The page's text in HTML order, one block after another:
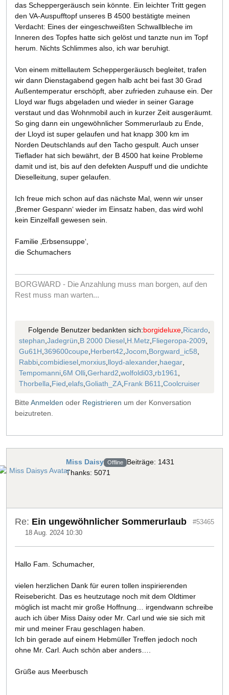
das Scheppergeräusch sein könnte. Ein leichter Tritt gegen
den VA-Auspufftopf unseres B 4500 bestätigte meinen
Verdacht: Eines der eingeschweißten Schwallbleche im
Inneren des Topfes hatte sich gelöst und tanzte nun im Topf
herum. Nichts Schlimmes also, ich war beruhigt.
Von einem mittellautem Scheppergeräusch begleitet, trafen
wir dann Dienstagabend gegen halb acht bei fast 30 Grad
Außentemperatur erschöpft, aber zufrieden zuhause ein. Der
Lloyd war flugs abgeladen und wieder in seiner Garage
verstaut und das Wohnmobil auch in kurzer Zeit ausgeräumt.
So ging dann ein ungewöhnlicher Sommerurlaub zu Ende,
der Lloyd ist super gelaufen und hat knapp 300 km im
Norden Deutschlands auf den Tacho gespult. Auch unser
Tieflader hat sich bewährt, der B 4500 hat keine Probleme
damit und ist, bis auf den defekten Auspuff und die undichte
Dieselleitung, super gelaufen.
Ich freue mich schon auf das nächste Mal, wenn wir unser
‚Bremer Gespann‘ wieder im Einsatz haben, das wird wohl
kein Einzelfall gewesen sein.
Familie ‚Erbsensuppe‘,
die Schumachers
BORGWARD - Die Anzahlung muss man borgen, auf den
Rest muss man warten...
Folgende Benutzer bedankten sich:borgideluxe,Ricardo,
stephan,Jadegrün,B 2000 Diesel,H.Metz,Fliegeropa-2009,
Gu61H,369600coupe,Herbert42,Jocom,Borgward_ic58,
Rabbi,combidiesel,morxius,lloyd-alexander,haegar,
Tempomanni,6M Olli,Gerhard2,wolfoldi03,rb1961,
Thorbella,Fied,elafs,Goliath_ZA,Frank B611,Coolcruiser
Bitte Anmelden oder Registrieren um der Konversation
beizutreten.
Miss Daisy Offline Beiträge: 1431
Thanks: 5071
Re: Ein ungewöhnlicher Sommerurlaub
18 Aug. 2024 10:30
#53465
Hallo Fam. Schumacher,
vielen herzlichen Dank für euren tollen inspirierenden
Reisebericht. Das es heutzutage noch mit dem Oldtimer
möglich ist macht mir große Hoffnung… irgendwann schreibe
auch ich über Miss Daisy oder Mr. Carl und wie sie sich mit
mir und meiner Frau geschlagen haben.
Ich bin gerade auf einem Hebmüller Treffen jedoch noch
ohne Mr. Carl. Auch schön aber anders….
Grüße aus Meerbusch